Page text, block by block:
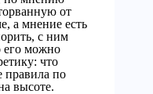
от
а мнение есть
с ним
его можно
что
правила по
высоте.